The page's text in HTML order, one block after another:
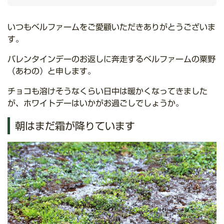
いつもベルファームをご愛顧いただきありがとうございま
す。
バレンタインデーのお返しに奔走するベルファームの粟野
（あわの）と申します。
チョコも溶けそうなくらい日中は暖かくなってきました
が、ホワイトデーはいかがお過ごしでしょうか。
朝はまだ霜が降りています